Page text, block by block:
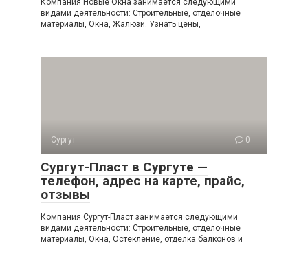
Компания Новые Окна занимается следующими
видами деятельности: Строительные, отделочные
материалы, Окна, Жалюзи. Узнать цены,
Сургут 0
Сургут-Пласт в Сургуте —
телефон, адрес на карте, прайс,
отзывы
Компания Сургут-Пласт занимается следующими
видами деятельности: Строительные, отделочные
материалы, Окна, Остекление, отделка балконов и